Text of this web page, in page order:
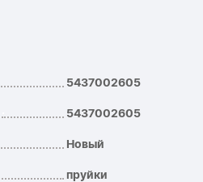
5437002605
5437002605
Новый
пруйки